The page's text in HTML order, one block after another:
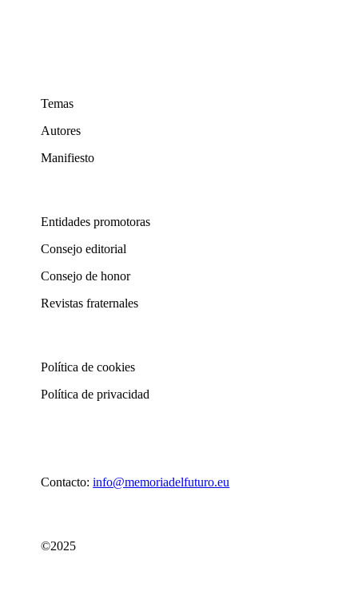
Temas
Autores
Manifiesto
Entidades promotoras
Consejo editorial
Consejo de honor
Revistas fraternales
Política de cookies
Política de privacidad
Contacto:info@memoriadelfuturo.eu
©2025